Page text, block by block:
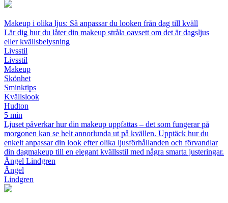
Makeup i olika ljus: Så anpassar du looken från dag till kväll
Lär dig hur du låter din makeup stråla oavsett om det är dagsljus
eller kvällsbelysning
Livsstil
Livsstil
Makeup
Skönhet
Sminktips
Kvällslook
Hudton
5 min
Ljuset påverkar hur din makeup uppfattas – det som fungerar på
morgonen kan se helt annorlunda ut på kvällen. Upptäck hur du
enkelt anpassar din look efter olika ljusförhållanden och förvandlar
din dagmakeup till en elegant kvällsstil med några smarta justeringar.
Ängel Lindgren
Ängel
Lindgren